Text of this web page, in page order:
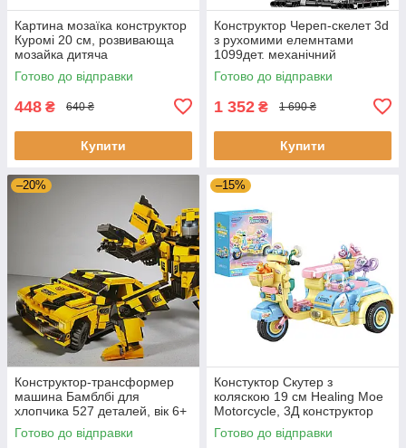
Картина мозаїка конструктор
Куромі 20 см, розвивающа
мозайка дитяча
Готово до відправки
448 ₴ 640 ₴
Купити
Конструктор Череп-скелет 3d
з рухомими елемнтами
1099дет. механічний
конструктор 3Д для дітей і
дорослих
Готово до відправки
1 352 ₴ 1 690 ₴
Купити
–20%
Конструктор-трансформер
машина Бамблбі для
хлопчика 527 деталей, вік 6+
Готово до відправки
–15%
Констуктор Скутер з
коляскою 19 см Healing Moe
Motorcycle, 3Д конструктор
мотоцикл байк блакитного
кольору
Готово до відправки